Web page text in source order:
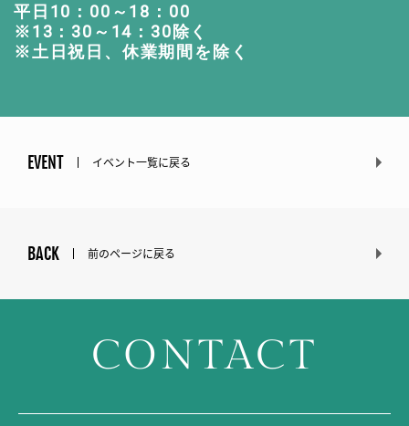
平日10：00～18：00
※13：30～14：30除く
※土日祝日、休業期間を除く
EVENT イベント一覧に戻る
BACK 前のページに戻る
CONTACT